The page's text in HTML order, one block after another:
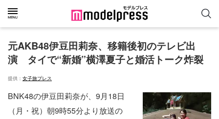
元AKB48伊豆田莉奈、移籍後初のテレビ出
演　タイで“新婚”横澤夏子と婚活トーク炸裂
提供： 女子旅プレス
BNK48の伊豆田莉奈が、9月18日
（月・祝）朝9時55分より放送の